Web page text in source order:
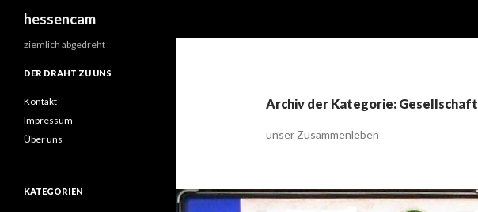
hessencam
Archiv der Kategorie: Gesellschaft
unser Zusammenleben
ziemlich abgedreht
DER DRAHT ZU UNS
Kontakt
Impressum
Über uns
KATEGORIEN